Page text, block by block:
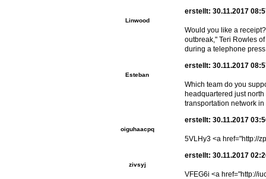
Linwood
erstellt: 30.11.2017
Would you like a
outbreak," Teri Rowles
during a telephone
Esteban
erstellt: 30.11.2017
Which team do you
headquartered just
transportation network in
oiguhaacpq
erstellt: 30.11.2017
5VLHy3 <a href="http://
zivsyj
erstellt: 30.11.2017
VFEG6i <a href="http://